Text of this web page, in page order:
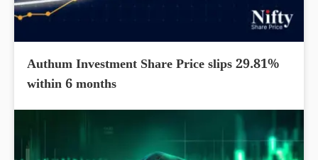
Authum Investment Share Price slips 29.81%
within 6 months